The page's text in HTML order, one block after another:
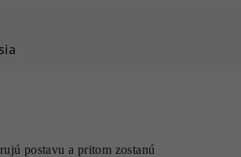
postavu a pritom zostanú